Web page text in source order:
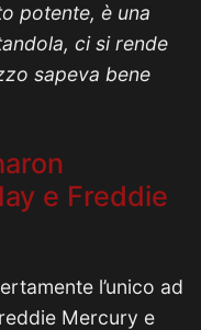
potente, è una
ci si rende
sapeva bene
e Freddie
l’unico ad
Mercury e